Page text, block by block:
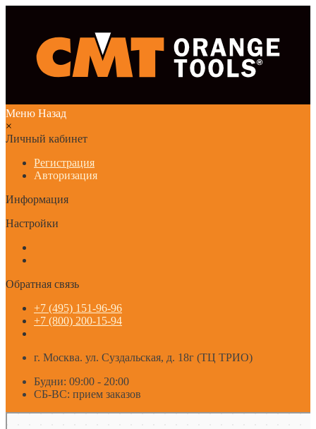
Меню Назад
×
Личный кабинет
Регистрация
Авторизация
Информация
Настройки
Обратная связь
+7 (495) 151-96-96
+7 (800) 200-15-94
г. Москва. ул. Суздальская, д. 18г (ТЦ ТРИО)
Будни: 09:00 - 20:00
СБ-ВС: прием заказов